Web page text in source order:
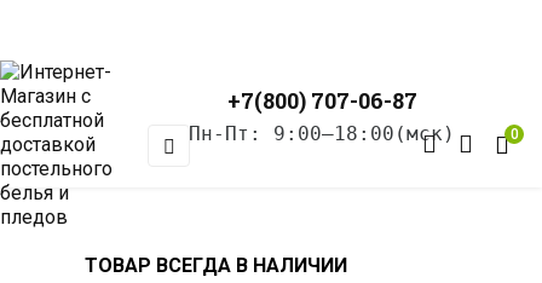
Toggle
☰
+7(800) 707-06-87
Пн-Пт: 9:00–18:00(мск) 0
ТОВАР ВСЕГДА В НАЛИЧИИ